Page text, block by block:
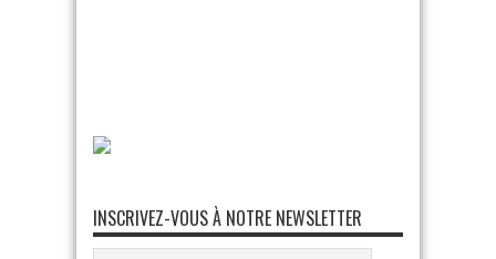
INSCRIVEZ-VOUS À NOTRE NEWSLETTER